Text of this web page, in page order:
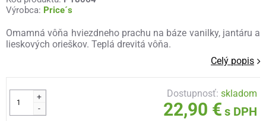
Výrobca: Price´s
Omamná vôňa hviezdneho prachu na báze vanilky, jantáru a
lieskových orieškov. Teplá drevitá vôňa.
Celý popis
+
-
Dostupnosť:skladom
22,90 € s DPH